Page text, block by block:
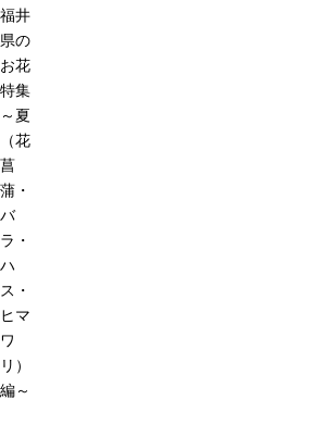
福井
県の
お花
特集
～夏
（花
菖
蒲・
バ
ラ・
ハ
ス・
ヒマ
ワ
リ）
編～